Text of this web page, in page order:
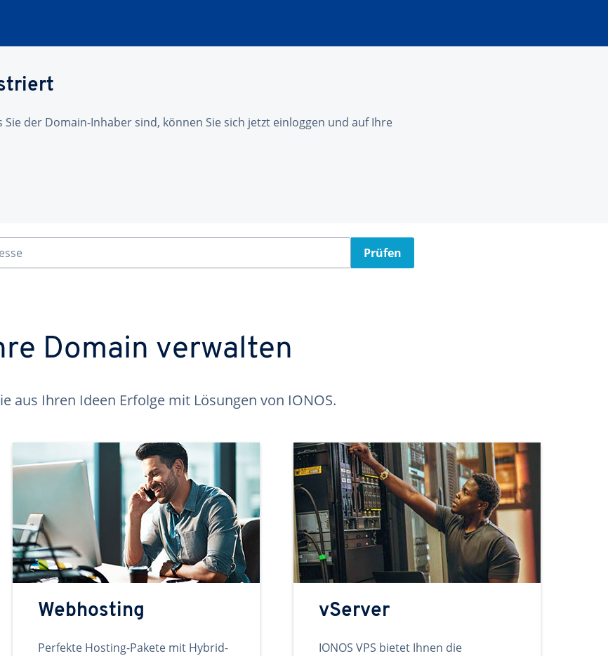
der Domain-Inhaber sind, können Sie sich jetzt einloggen und auf Ihre
Prüfen
Domain verwalten
aus Ihren Ideen Erfolge mit Lösungen von IONOS.
Webhosting
Perfekte Hosting-Pakete mit Hybrid-
vServer
IONOS VPS bietet Ihnen die